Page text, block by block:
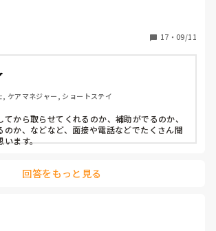
もしれませんが、触られたりする事は、よ
ているって聞いたのですが
17 ・ 09/11
, ケアマネジャー, ショートステイ
てから取らせてくれるのか、補助がでるのか、
のか、などなど、面接や電話などでたくさん聞
います。
せんから、勤め始めてからで全然大丈夫だと思
と、分からないことを分からないと言えるか、
基本みたいなところが、肝心な業界です。
回答をもっと見る